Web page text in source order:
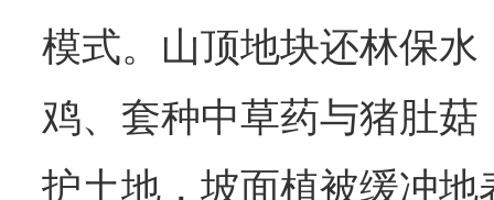
模式。山顶地块还林保
鸡、套种中草药与猪肚
护土地，坡面植被缓冲